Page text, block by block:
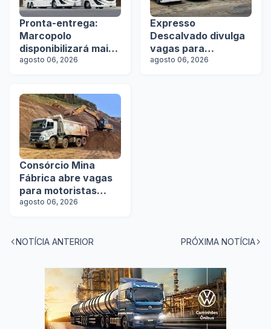
Pronta-entrega:
Marcopolo
disponibilizará mais
de 100 ônibus para
agosto 06, 2026
Expresso
Descalvado divulga
vagas para
motoristas
agosto 06, 2026
Consórcio Mina
Fábrica abre vagas
para motoristas
categoria D
agosto 06, 2026
NOTÍCIA ANTERIOR PRÓXIMA NOTÍCIA